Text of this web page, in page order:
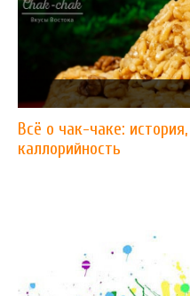
Всё о чак-чаке:
каллорийность